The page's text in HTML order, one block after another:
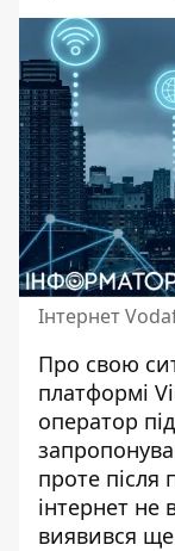
Інтернет
Про свою
платформі
оператор
проте після
інтернет не
виявився